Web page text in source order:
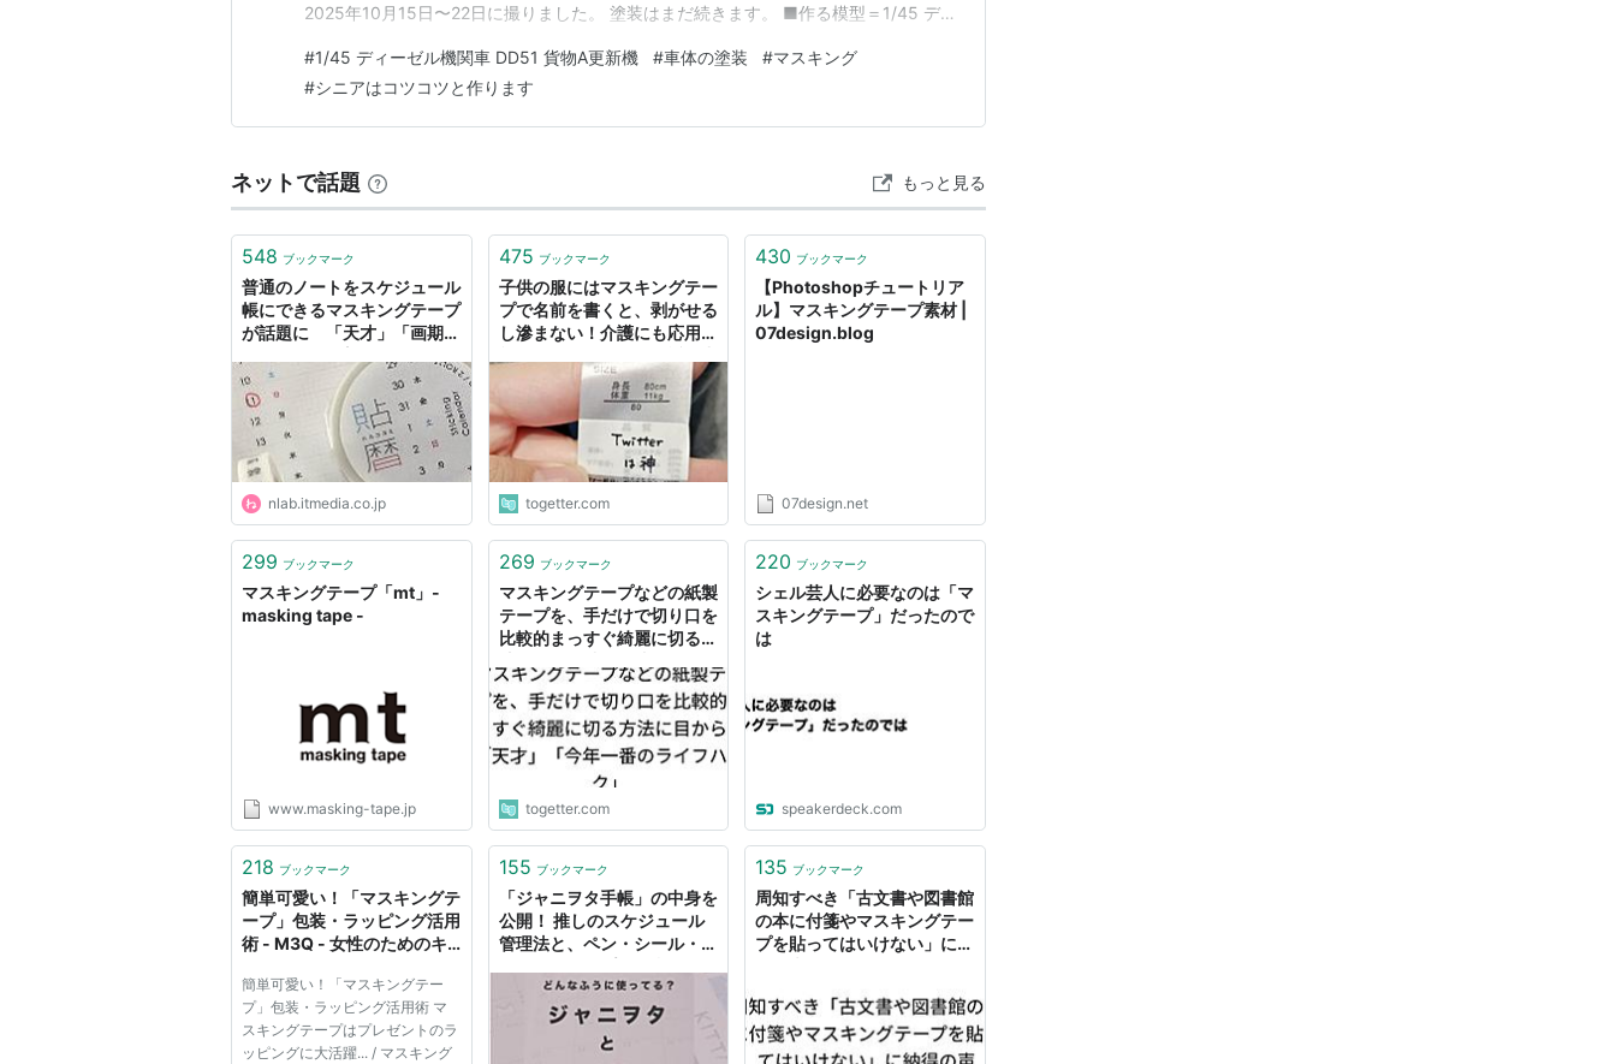
2025年10月15日〜22日に撮りました。 塗装はまだ続きます。 ■作る模型＝1/45 ディ
年8月5日ごろ〜2026年1月9日ごろ □模型を作る人＝夫 □ブログを書く人、このブロ
グ…
#1/45 ディーゼル機関車 DD51 貨物A更新機 #車体の塗装 #マスキング
#シニアはコツコツと作ります
ネットで話題 もっと見る
548 ブックマーク
普通のノートをスケジュール
帳にできるマスキングテープ
が話題に 「天才」「画期
の声集まる | ねとらぼ
nlab.itmedia.co.jp
475 ブックマーク
子供の服にはマスキングテー
プで名前を書くと、剥がせる
し滲まない！介護にも応用可
で1番有益な情報」
togetter.com
430 ブックマーク
【Photoshopチュートリア
ル】マスキングテープ素材 |
07design.blog
07design.net
299 ブックマーク
マスキングテープ「mt」-
masking tape -
www.masking-tape.jp
269 ブックマーク
マスキングテープなどの紙製
テープを、手だけで切り口を
比較的まっすぐ綺麗に切る方
一番のライフハック」
togetter.com
220 ブックマーク
シェル芸人に必要なのは「マ
スキングテープ」だったので
は
speakerdeck.com
218 ブックマーク
簡単可愛い！「マスキングテ
ープ」包装・ラッピング活用
術 - M3Q - 女性のためのキ
簡単可愛い！「マスキングテー
プ」包装・ラッピング活用術 マ
スキングテープはプレゼントのラ
ッピングに大活躍... / マスキング
155 ブックマーク
「ジャニヲタ手帳」の中身を
公開！ 推しのスケジュール
管理法と、ペン・シール・マ
ムなど - それどこ
135 ブックマーク
周知すべき「古文書や図書館
の本に付箋やマスキングテー
プを貼ってはいけない」に納